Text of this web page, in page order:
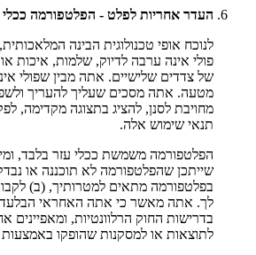
העדר אחריות לפלט - הפלטפורמה ככלי
לנוכח אופי טכנולוגית הבינה
פולי אינה ערבה לדיוק, שלמות,
של צדדים שלישיים. אתה מבין שפולי
מטעה. אתה מסכים שעליך להעריך
מחויבת לסנן, להציג בתצוגה מקדימה,
תנאי שימוש אלה.
הפלטפורמה משמשת ככלי עזר בלבד,
שייתכן שהפלטפורמה לא תוכננה או
בפלטפורמה מתאים למטרותיך, (ב)
לך. אתה מאשר כי אתה האחראי הבלעדי
בדרישות החוק הרלוונטיות,
לתוצאות או למסקנות שהופקו